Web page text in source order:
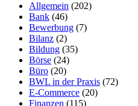
Allgemein (202)
Bank (46)
Bewerbung (7)
Bilanz (2)
Bildung (35)
Börse (24)
Büro (20)
BWL in der Praxis (72)
E-Commerce (20)
Finanzen (115)